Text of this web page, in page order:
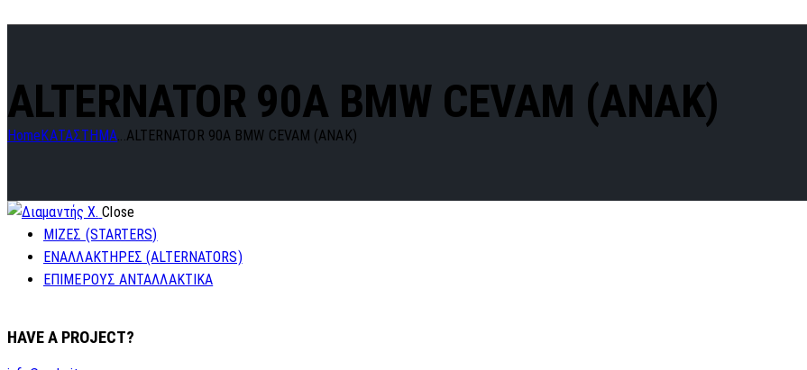
ALTERNATOR 90A BMW CEVAM (ANAK)
Home ΚΑΤΑΣΤΗΜΑ...ALTERNATOR 90A BMW CEVAM (ANAK)
Close
ΜΙΖΕΣ (STARTERS)
ΕΝΑΛΛΑΚΤΗΡΕΣ (ALTERNATORS)
ΕΠΙΜΕΡΟΥΣ ΑΝΤΑΛΛΑΚΤΙΚΑ
HAVE A PROJECT?